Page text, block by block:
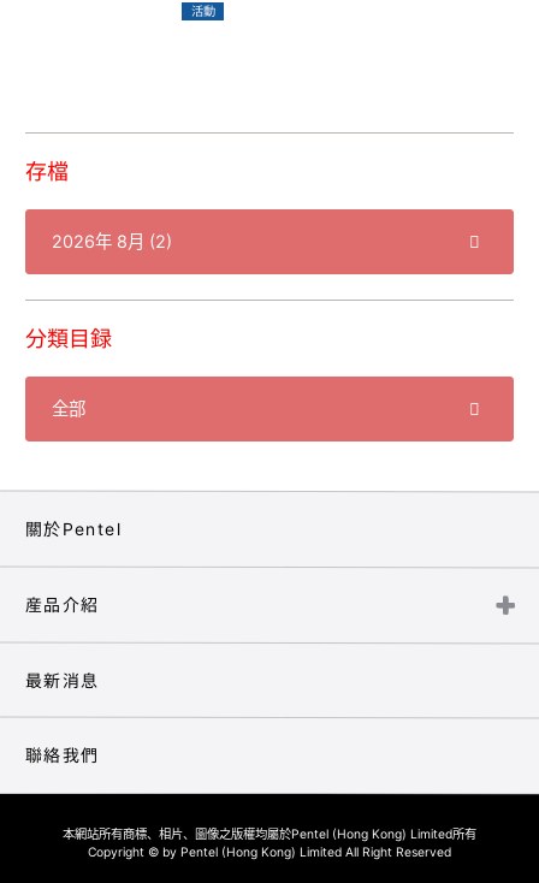
活動
存檔
分類目録
關於Pentel
産品介紹
最新消息
聯絡我們
本網站所有商標、相片、圖像之版權均屬於Pentel (Hong Kong) Limited所有
Copyright © by Pentel (Hong Kong) Limited All Right Reserved